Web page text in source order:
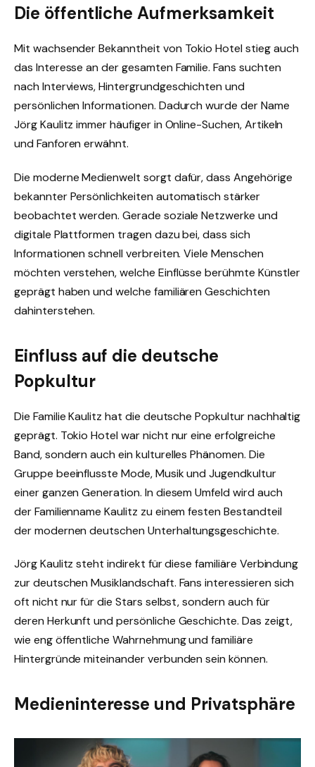
Die öffentliche Aufmerksamkeit
Mit wachsender Bekanntheit von Tokio Hotel stieg auch
das Interesse an der gesamten Familie. Fans suchten
nach Interviews, Hintergrundgeschichten und
persönlichen Informationen. Dadurch wurde der Name
Jörg Kaulitz immer häufiger in Online-Suchen, Artikeln
und Fanforen erwähnt.
Die moderne Medienwelt sorgt dafür, dass Angehörige
bekannter Persönlichkeiten automatisch stärker
beobachtet werden. Gerade soziale Netzwerke und
digitale Plattformen tragen dazu bei, dass sich
Informationen schnell verbreiten. Viele Menschen
möchten verstehen, welche Einflüsse berühmte Künstler
geprägt haben und welche familiären Geschichten
dahinterstehen.
Einfluss auf die deutsche
Popkultur
Die Familie Kaulitz hat die deutsche Popkultur nachhaltig
geprägt. Tokio Hotel war nicht nur eine erfolgreiche
Band, sondern auch ein kulturelles Phänomen. Die
Gruppe beeinflusste Mode, Musik und Jugendkultur
einer ganzen Generation. In diesem Umfeld wird auch
der Familienname Kaulitz zu einem festen Bestandteil
der modernen deutschen Unterhaltungsgeschichte.
Jörg Kaulitz steht indirekt für diese familiäre Verbindung
zur deutschen Musiklandschaft. Fans interessieren sich
oft nicht nur für die Stars selbst, sondern auch für
deren Herkunft und persönliche Geschichte. Das zeigt,
wie eng öffentliche Wahrnehmung und familiäre
Hintergründe miteinander verbunden sein können.
Medieninteresse und Privatsphäre